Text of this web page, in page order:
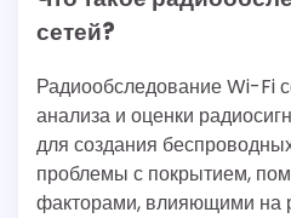
сетей?
Радиообследование Wi-Fi
анализа и оценки
для создания
проблемы с покрытием,
факторами, влияющими на